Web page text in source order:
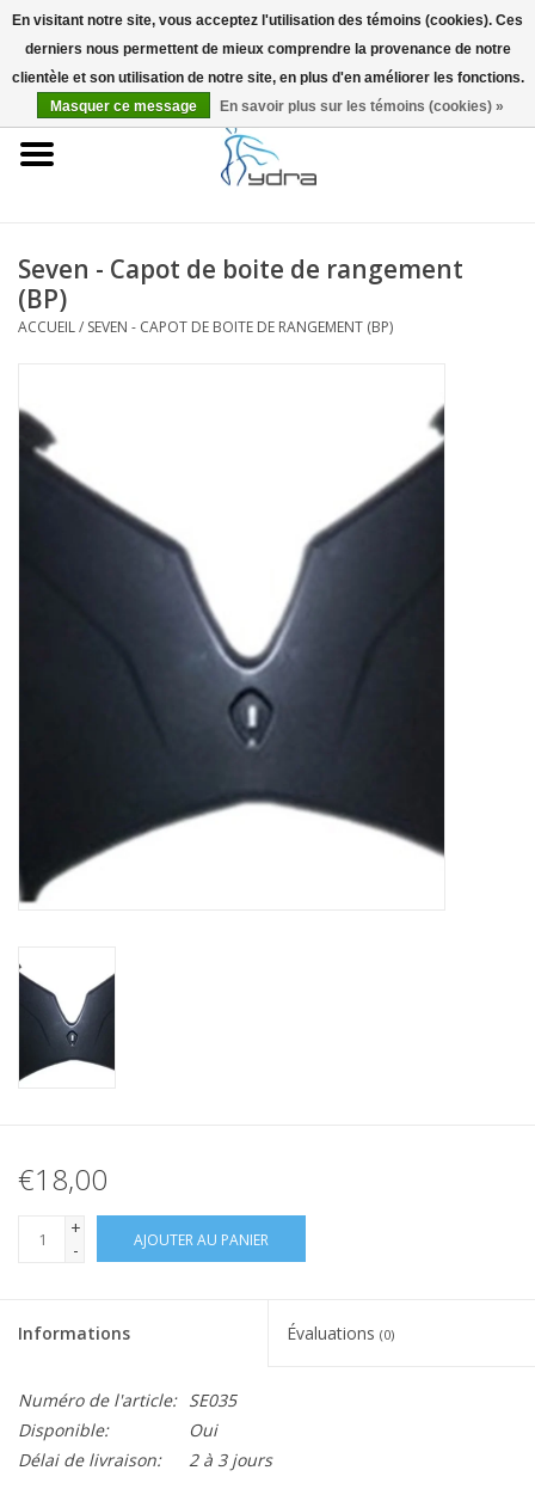
EUR
Accueil
Infos
Blog
Seven - Capot de boite de rangement
(BP)
ACCUEIL/ SEVEN - CAPOT DE BOITE DE RANGEMENT (BP)
€18,00
+
-
AJOUTER AU PANIER
Informations Évaluations (0)
Numéro de l'article: SE035
Disponible:
Oui
Délai de livraison:
2 à 3 jours
En visitant notre site, vous acceptez l'utilisation des témoins (cookies). Ces
derniers nous permettent de mieux comprendre la provenance de notre
clientèle et son utilisation de notre site, en plus d'en améliorer les fonctions.
Masquer ce message
En savoir plus sur les témoins (cookies) »